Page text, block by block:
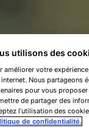
utilisons des
améliorer votre
Nous partageons
pour vous
de partager des
l’utilisation des
de confidentialité.